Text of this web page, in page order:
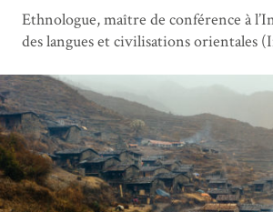
Ethnologue, maître de conférence à
des langues et civilisations orientales